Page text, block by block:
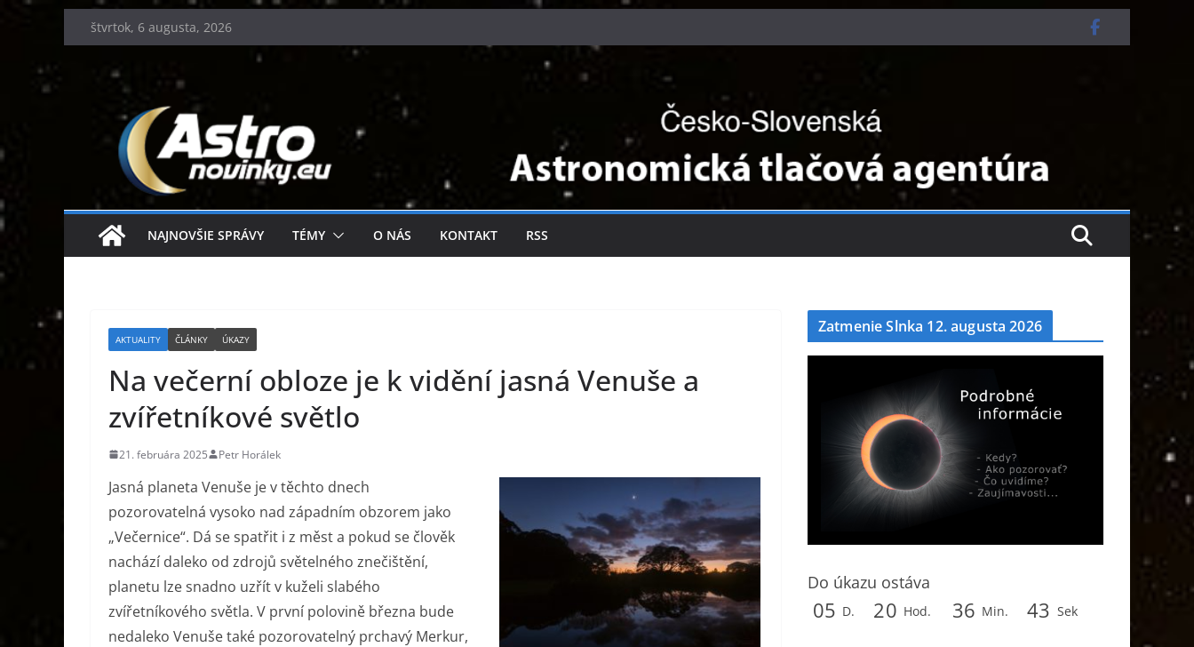
to
content
štvrtok, 6 augusta, 2026
NAJNOVŠIE SPRÁVY TÉMY O NÁS KONTAKT RSS
AKTUALITY ČLÁNKY ÚKAZY
Na večerní obloze je k vidění jasná Venuše a
zvířetníkové světlo
21. februára 2025 Petr Horálek
Jasná planeta Venuše je v těchto dnech
pozorovatelná vysoko nad západním obzorem jako
„Večernice“. Dá se spatřit i z měst a pokud se člověk
nachází daleko od zdrojů světelného znečištění,
planetu lze snadno uzřít v kuželi slabého
zvířetníkového světla. V první polovině března bude
nedaleko Venuše také pozorovatelný prchavý Merkur,
Zatmenie Slnka 12. augusta 2026
Do úkazu ostáva
05 D. 20 Hod. 36 Min. 41 Sek